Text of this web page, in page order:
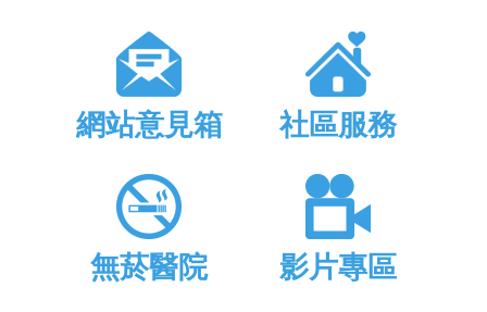
網站意見箱 社區服務
無菸醫院 影片專區